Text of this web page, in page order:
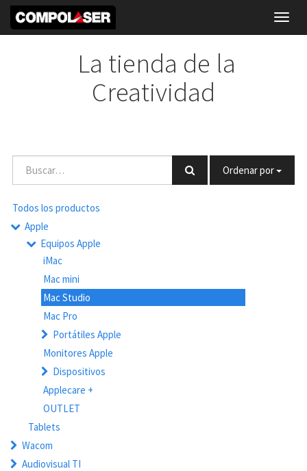
La tienda de la
Creatividad
Ordenar por
Todos los productos
Apple
Equipos Apple
iMac
Mac mini
Mac Studio
Mac Pro
Portátiles Apple
Monitores Apple
Dispositivos
Applecare +
OUTLET
Tablets
Wacom
Audiovisual TI